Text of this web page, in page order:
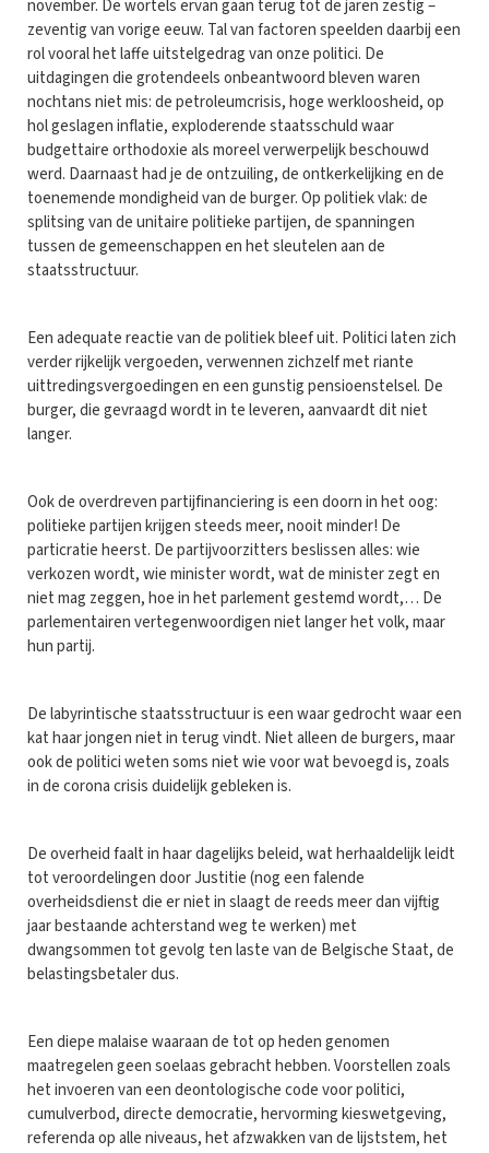
november. De wortels ervan gaan terug tot de jaren zestig –
zeventig van vorige eeuw. Tal van factoren speelden daarbij een
rol vooral het laffe uitstelgedrag van onze politici. De
uitdagingen die grotendeels onbeantwoord bleven waren
nochtans niet mis: de petroleumcrisis, hoge werkloosheid, op
hol geslagen inflatie, exploderende staatsschuld waar
budgettaire orthodoxie als moreel verwerpelijk beschouwd
werd. Daarnaast had je de ontzuiling, de ontkerkelijking en de
toenemende mondigheid van de burger. Op politiek vlak: de
splitsing van de unitaire politieke partijen, de spanningen
tussen de gemeenschappen en het sleutelen aan de
staatsstructuur.
Een adequate reactie van de politiek bleef uit. Politici laten zich
verder rijkelijk vergoeden, verwennen zichzelf met riante
uittredingsvergoedingen en een gunstig pensioenstelsel. De
burger, die gevraagd wordt in te leveren, aanvaardt dit niet
langer.
Ook de overdreven partijfinanciering is een doorn in het oog:
politieke partijen krijgen steeds meer, nooit minder! De
particratie heerst. De partijvoorzitters beslissen alles: wie
verkozen wordt, wie minister wordt, wat de minister zegt en
niet mag zeggen, hoe in het parlement gestemd wordt,… De
parlementairen vertegenwoordigen niet langer het volk, maar
hun partij.
De labyrintische staatsstructuur is een waar gedrocht waar een
kat haar jongen niet in terug vindt. Niet alleen de burgers, maar
ook de politici weten soms niet wie voor wat bevoegd is, zoals
in de corona crisis duidelijk gebleken is.
De overheid faalt in haar dagelijks beleid, wat herhaaldelijk leidt
tot veroordelingen door Justitie (nog een falende
overheidsdienst die er niet in slaagt de reeds meer dan vijftig
jaar bestaande achterstand weg te werken) met
dwangsommen tot gevolg ten laste van de Belgische Staat, de
belastingsbetaler dus.
Een diepe malaise waaraan de tot op heden genomen
maatregelen geen soelaas gebracht hebben. Voorstellen zoals
het invoeren van een deontologische code voor politici,
cumulverbod, directe democratie, hervorming kieswetgeving,
referenda op alle niveaus, het afzwakken van de lijststem, het